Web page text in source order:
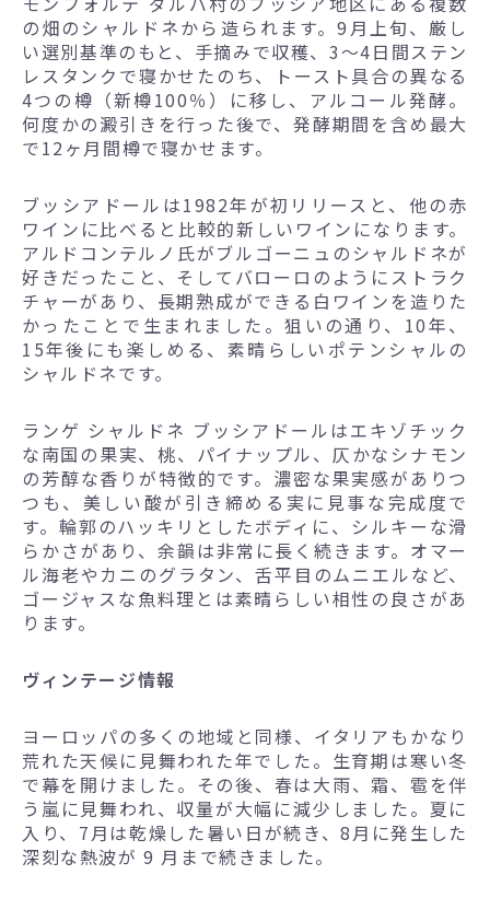
の畑のシャルドネから造られます。9月上旬、厳し
い選別基準のもと、手摘みで収穫、3～4日間ステン
レスタンクで寝かせたのち、トースト具合の異なる
4つの樽（新樽100％）に移し、アルコール発酵。
何度かの澱引きを行った後で、発酵期間を含め最大
で12ヶ月間樽で寝かせます。
ブッシアドールは1982年が初リリースと、他の赤
ワインに比べると比較的新しいワインになります。
アルドコンテルノ氏がブルゴーニュのシャルドネが
好きだったこと、そしてバローロのようにストラク
チャーがあり、長期熟成ができる白ワインを造りた
かったことで生まれました。狙いの通り、10年、
15年後にも楽しめる、素晴らしいポテンシャルの
シャルドネです。
ランゲ シャルドネ ブッシアドールはエキゾチック
な南国の果実、桃、パイナップル、仄かなシナモン
の芳醇な香りが特徴的です。濃密な果実感がありつ
つも、美しい酸が引き締める実に見事な完成度で
す。輪郭のハッキリとしたボディに、シルキーな滑
らかさがあり、余韻は非常に長く続きます。オマー
ル海老やカニのグラタン、舌平目のムニエルなど、
ゴージャスな魚料理とは素晴らしい相性の良さがあ
ります。
ヴィンテージ情報
ヨーロッパの多くの地域と同様、イタリアもかなり
荒れた天候に見舞われた年でした。生育期は寒い冬
で幕を開けました。その後、春は大雨、霜、雹を伴
う嵐に見舞われ、収量が大幅に減少しました。夏に
入り、7月は乾燥した暑い日が続き、8月に発生した
深刻な熱波が 9 月まで続きました。